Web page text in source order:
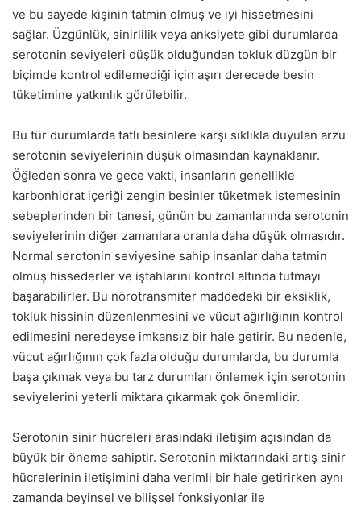
ve bu sayede kişinin tatmin olmuş ve iyi hissetmesini
sağlar. Üzgünlük, sinirlilik veya anksiyete gibi durumlarda
serotonin seviyeleri düşük olduğundan tokluk düzgün bir
biçimde kontrol edilemediği için aşırı derecede besin
tüketimine yatkınlık görülebilir.
Bu tür durumlarda tatlı besinlere karşı sıklıkla duyulan arzu
serotonin seviyelerinin düşük olmasından kaynaklanır.
Öğleden sonra ve gece vakti, insanların genellikle
karbonhidrat içeriği zengin besinler tüketmek istemesinin
sebeplerinden bir tanesi, günün bu zamanlarında serotonin
seviyelerinin diğer zamanlara oranla daha düşük olmasıdır.
Normal serotonin seviyesine sahip insanlar daha tatmin
olmuş hissederler ve iştahlarını kontrol altında tutmayı
başarabilirler. Bu nörotransmiter maddedeki bir eksiklik,
tokluk hissinin düzenlenmesini ve vücut ağırlığının kontrol
edilmesini neredeyse imkansız bir hale getirir. Bu nedenle,
vücut ağırlığının çok fazla olduğu durumlarda, bu durumla
başa çıkmak veya bu tarz durumları önlemek için serotonin
seviyelerini yeterli miktara çıkarmak çok önemlidir.
Serotonin sinir hücreleri arasındaki iletişim açısından da
büyük bir öneme sahiptir. Serotonin miktarındaki artış sinir
hücrelerinin iletişimini daha verimli bir hale getirirken aynı
zamanda beyinsel ve bilişsel fonksiyonlar ile